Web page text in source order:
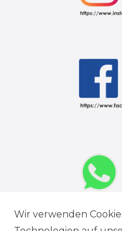
Wir verwenden